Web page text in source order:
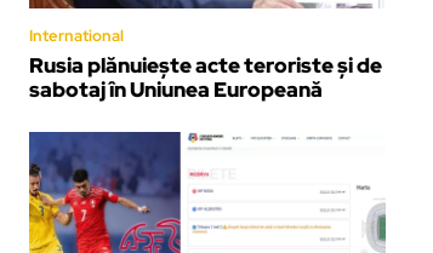
International
Rusia plănuiește acte teroriste și de
sabotaj în Uniunea Europeană